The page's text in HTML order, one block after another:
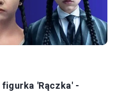
'Rączka' -